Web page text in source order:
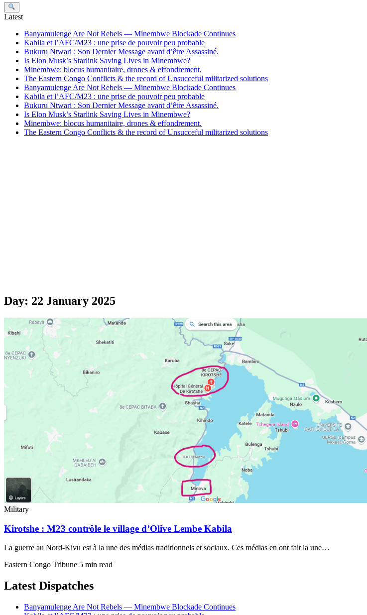
Search
Latest
Banyamulenge Are Not Rebels — Minembwe Blockade Continues
Kabila et l’AFC/M23 : une prise de pouvoir peu probable
Bukuru Ntwari : Son Dernier Message avant d’être Assassiné.
Is Elon Musk’s Starlink Saving Lives in Minembwe?
Minembwe: blocus humanitaire, drones & effondrement.
The Eastern Congo Conflicts & the record of Unsucceful militarized solutions
Banyamulenge Are Not Rebels — Minembwe Blockade Continues
Kabila et l’AFC/M23 : une prise de pouvoir peu probable
Bukuru Ntwari : Son Dernier Message avant d’être Assassiné.
Is Elon Musk’s Starlink Saving Lives in Minembwe?
Minembwe: blocus humanitaire, drones & effondrement.
The Eastern Congo Conflicts & the record of Unsucceful militarized solutions
Day: 22 January 2025
Military
Kirotshe : M23 contrôle le village d’Olive Lembe Kabila
La guerre au Nord-Kivu est à la une des médias traditionnels et sociaux. Ces médias en ont fait la une…
Eastern Congo Tribune 5 min read
Latest Dispatches
Banyamulenge Are Not Rebels — Minembwe Blockade Continues